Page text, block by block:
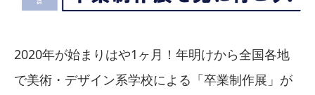
2020年が始まりはや1ヶ月！年明けから全国各地
で美術・デザイン系学校による「卒業制作展」が